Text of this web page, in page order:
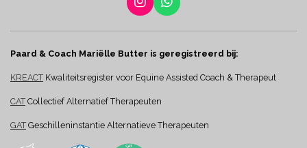
I
n
s
a
r
m
W
h
a
s
p
Paard & Coach Mariëlle Butter is geregistreerd bij:
KREACT Kwaliteitsregister voor Equine Assisted Coach & Therapeut
CAT Collectief Alternatief Therapeuten
GAT Geschilleninstantie Alternatieve Therapeuten